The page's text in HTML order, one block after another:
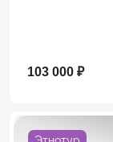
103 000 ₽